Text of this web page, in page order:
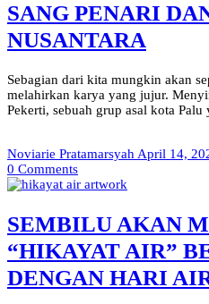
SANG PENARI
NUSANTARA
Sebagian dari kita mungkin akan
melahirkan karya yang jujur.
Pekerti, sebuah grup asal kota
Noviarie Pratamarsyah April 14,
0 Comments
SEMBILU AKAN
“HIKAYAT AIR”
DENGAN HARI